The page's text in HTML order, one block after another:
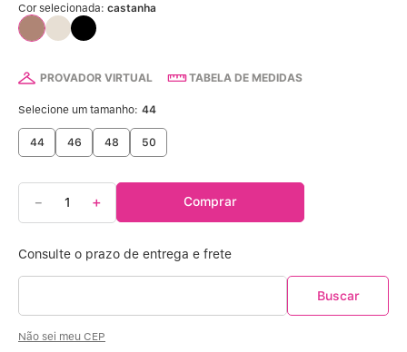
Cor selecionada: castanha
PROVADOR VIRTUAL TABELA DE MEDIDAS
Selecione um tamanho: 44
44 46 48 50
＋
－ Comprar
Não sei meu CEP
º Calcinha Cintura Alta
7º Multifuncional